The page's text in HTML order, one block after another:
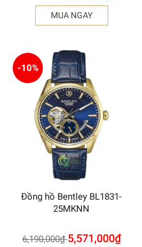
MUA NGAY
-10%
Đồng hồ Bentley BL1831-
25MKNN
6,190,000₫ 5,571,000₫